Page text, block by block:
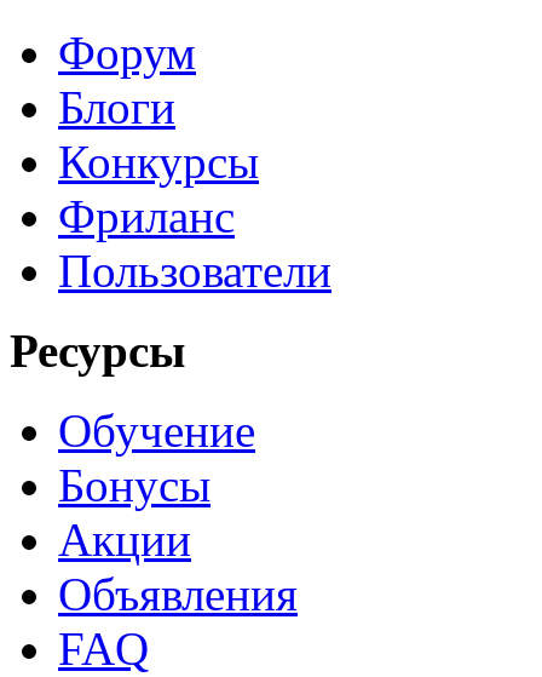
Форум
Блоги
Конкурсы
Фриланс
Пользователи
Ресурсы
Обучение
Бонусы
Акции
Объявления
FAQ